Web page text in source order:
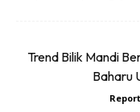
Trend Bilik Mandi
Baharu